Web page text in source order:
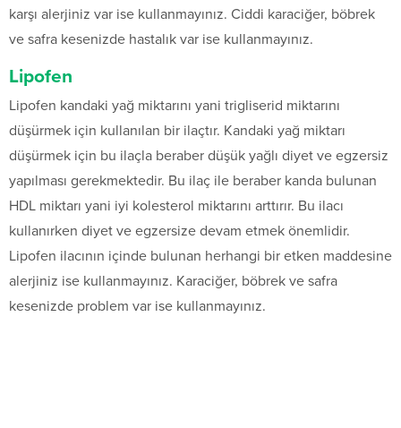
karşı alerjiniz var ise kullanmayınız. Ciddi karaciğer, böbrek
ve safra kesenizde hastalık var ise kullanmayınız.
Lipofen
Lipofen kandaki yağ miktarını yani trigliserid miktarını
düşürmek için kullanılan bir ilaçtır. Kandaki yağ miktarı
düşürmek için bu ilaçla beraber düşük yağlı diyet ve egzersiz
yapılması gerekmektedir. Bu ilaç ile beraber kanda bulunan
HDL miktarı yani iyi kolesterol miktarını arttırır. Bu ilacı
kullanırken diyet ve egzersize devam etmek önemlidir.
Lipofen ilacının içinde bulunan herhangi bir etken maddesine
alerjiniz ise kullanmayınız. Karaciğer, böbrek ve safra
kesenizde problem var ise kullanmayınız.